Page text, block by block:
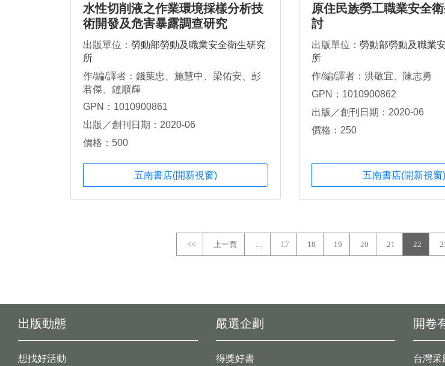
水性切削液之作業環境採樣分析技
術開發及危害暴露調查研究
出版單位： 勞動部勞動及職業安全衛生研究
所
作/編/譯者：錢葉忠、施慧中、梁佑安、彭
君傑、鐘順輝
GPN：1010900861
出版／創刊日期：2020-06
價格：500
五南書店(開新視窗)
原住民族勞工職業安全
討
出版單位： 勞動部勞動及職業
所
作/編/譯者：洪敬宜、陳志勇
GPN：1010900862
出版／創刊日期：2020-06
價格：250
五南書店(開新視窗)
<< 上一頁 17 18 19 20 21 22
出版動態
想找好活動
開卷
台灣采
嚴選企劃
得獎好書